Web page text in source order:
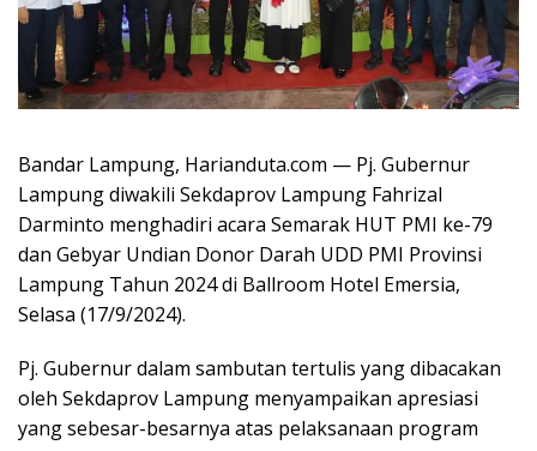
Bandar Lampung, Harianduta.com — Pj. Gubernur
Lampung diwakili Sekdaprov Lampung Fahrizal
Darminto menghadiri acara Semarak HUT PMI ke-79
dan Gebyar Undian Donor Darah UDD PMI Provinsi
Lampung Tahun 2024 di Ballroom Hotel Emersia,
Selasa (17/9/2024).
Pj. Gubernur dalam sambutan tertulis yang dibacakan
oleh Sekdaprov Lampung menyampaikan apresiasi
yang sebesar-besarnya atas pelaksanaan program